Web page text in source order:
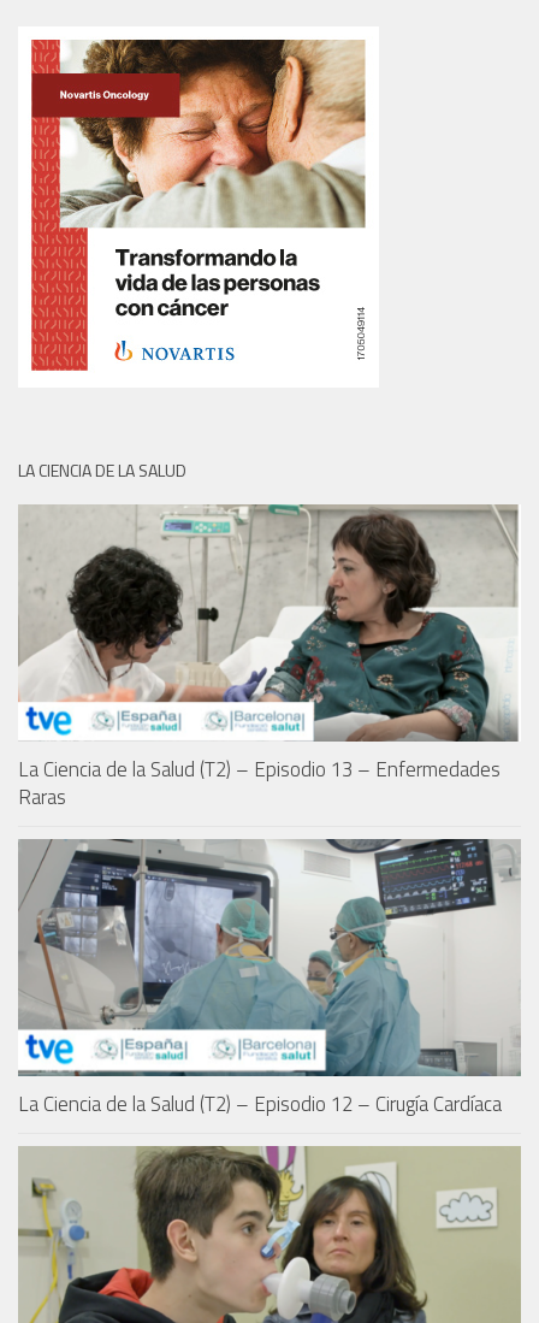
LA CIENCIA DE LA SALUD
La Ciencia de la Salud (T2) – Episodio 13 – Enfermedades
Raras
La Ciencia de la Salud (T2) – Episodio 12 – Cirugía Cardíaca